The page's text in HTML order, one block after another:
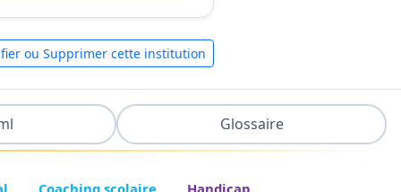
ou Supprimer cette institution
Glossaire
Coaching scolaire Handicap